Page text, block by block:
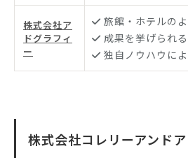
株式会社ア
ドグラフィ
ー
旅館・ホテルの
成果を挙げられ
独自ノウハウに
株式会社コレリーアンド